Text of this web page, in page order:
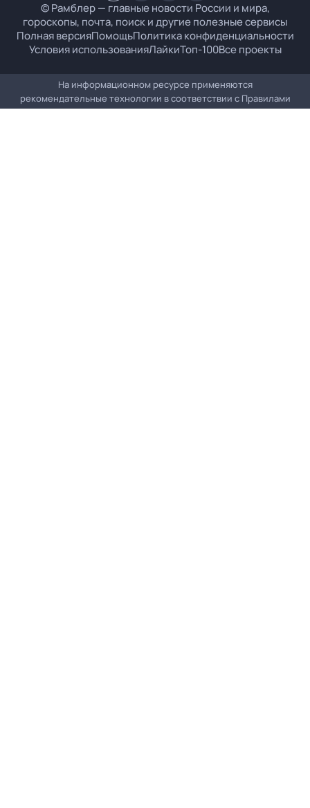
© Рамблер — главные новости России и мира,
гороскопы, почта, поиск и другие полезные сервисы
Полная версияПомощьПолитика конфиденциальности
Условия использованияЛайкиТоп-100Все проекты
На информационном ресурсе применяются
рекомендательные технологии в соответствии с Правилами